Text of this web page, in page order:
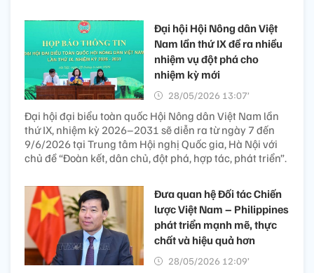
Đại hội Hội Nông dân Việt
Nam lần thứ IX đề ra nhiều
nhiệm vụ đột phá cho
nhiệm kỳ mới
28/05/2026 13:07’
Đại hội đại biểu toàn quốc Hội Nông dân Việt Nam lần
thứ IX, nhiệm kỳ 2026–2031 sẽ diễn ra từ ngày 7 đến
9/6/2026 tại Trung tâm Hội nghị Quốc gia, Hà Nội với
chủ đề “Đoàn kết, dân chủ, đột phá, hợp tác, phát triển”.
Đưa quan hệ Đối tác Chiến
lược Việt Nam – Philippines
phát triển mạnh mẽ, thực
chất và hiệu quả hơn
28/05/2026 12:09’